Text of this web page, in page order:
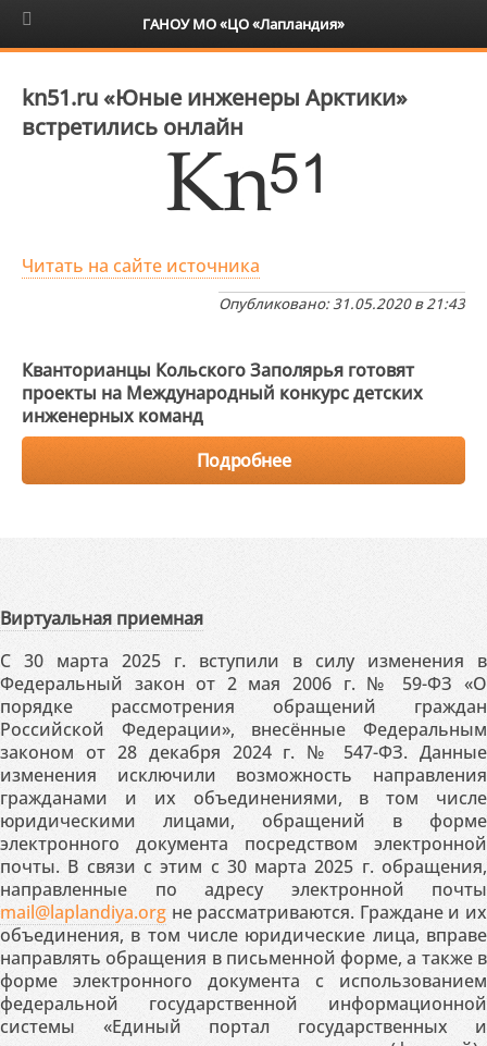
6+
kn51.ru «Юные инженеры Арктики»
встретились онлайн
Читать на сайте источника
Опубликовано: 31.05.2020 в 21:43
Кванторианцы Кольского Заполярья готовят
проекты на Международный конкурс детских
инженерных команд
Подробнее
Виртуальная приемная
С 30 марта 2025 г. вступили в силу изменения в
Федеральный закон от 2 мая 2006 г. № 59-ФЗ «О
порядке рассмотрения обращений граждан
Российской Федерации», внесённые Федеральным
законом от 28 декабря 2024 г. № 547-ФЗ. Данные
изменения исключили возможность направления
гражданами и их объединениями, в том числе
юридическими лицами, обращений в форме
электронного документа посредством электронной
почты. В связи с этим с 30 марта 2025 г. обращения,
направленные по адресу электронной почты
mail@laplandiya.org не рассматриваются. Граждане и их
объединения, в том числе юридические лица, вправе
направлять обращения в письменной форме, а также в
форме электронного документа с использованием
федеральной государственной информационной
системы «Единый портал государственных и
ГАНОУ МО «ЦО «Лапландия»